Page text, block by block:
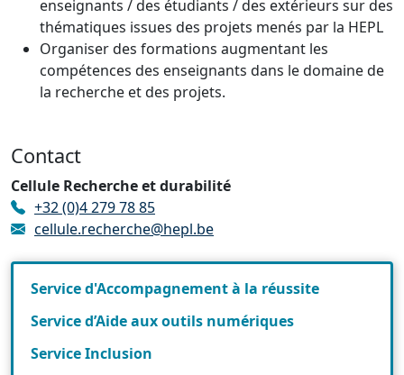
enseignants / des étudiants / des extérieurs sur des
thématiques issues des projets menés par la HEPL
Organiser des formations augmentant les
compétences des enseignants dans le domaine de
la recherche et des projets.
Contact
Cellule Recherche et durabilité
+32 (0)4 279 78 85
cellule.recherche@hepl.be
Service d'Accompagnement à la réussite
Service d’Aide aux outils numériques
Service Inclusion